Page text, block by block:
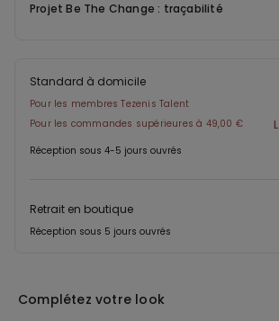
Projet Be The Change : traçabilité
Standard à domicile
Pour les membres Tezenis Talent
Pour les commandes supérieures à 49,00 €
Réception sous 4-5 jours ouvrés
Retrait en boutique
Réception sous 5 jours ouvrés
Complétez votre look